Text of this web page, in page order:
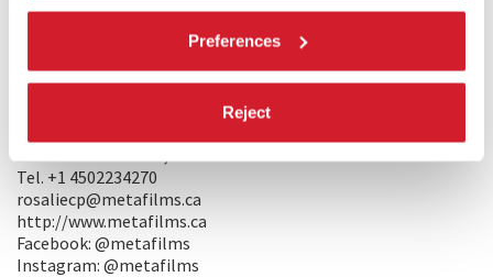
Preferences
Reject
catherineb@metafilms.ca
http://www.metafilms.ca
Instagram: @metafilms
PRODUZIONE 2: Rosalie Chicoine Perreault – Metafilms
Tel. +1 4502234270
rosaliecp@metafilms.ca
http://www.metafilms.ca
Facebook: @metafilms
Instagram: @metafilms